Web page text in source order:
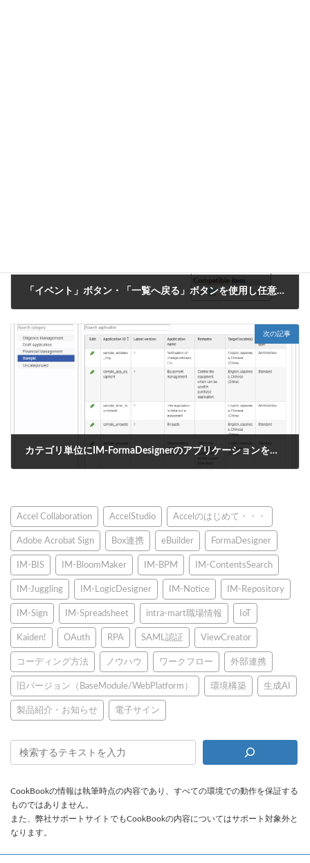
「イベント」ボタン・「一覧へ戻る」ボタンを使用し任意の遷移先を設定する
次の記事
カテゴリ単位にIM-FormaDesignerのアプリケーションを管理する方法
Accel Collaboration AccelStudio Accelのはじめて・・・
Adobe Acrobat Sign Box連携 eBuilder FormaDesigner
IM-BIS IM-BloomMaker IM-BPM IM-ContentsSearch
IM-Juggling IM-LogicDesigner IM-Notice IM-Repository
IM-Sign IM-Spreadsheet intra-mart職場情報 IoT
Kaiden! OAuth RPA SAML認証 ViewCreator
コーディング方法 ノウハウ ワークフロー 外部連携
旧バージョン（BaseModule/WebPlatform） 環境構築 生成AI
製品紹介・お知らせ 電子サイン
CookBookの情報は執筆時点の内容であり、すべての環境での動作を保証する
ものではありません。
また、弊社サポートサイトでもCookBookの内容についてはサポート対象外と
なります。